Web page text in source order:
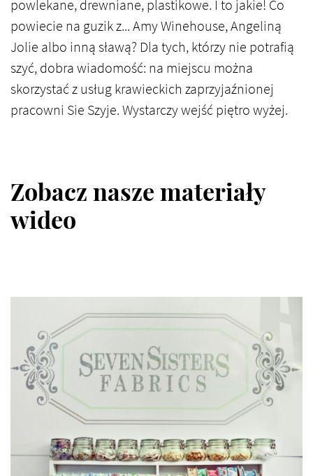
powlekane, drewniane, plastikowe. I to jakie! Co
powiecie na guzik z... Amy Winehouse, Angeliną
Jolie albo inną sławą? Dla tych, którzy nie potrafią
szyć, dobra wiadomość: na miejscu można
skorzystać z usług krawieckich zaprzyjaźnionej
pracowni Sie Szyje. Wystarczy wejść piętro wyżej.
Zobacz nasze materiały
wideo